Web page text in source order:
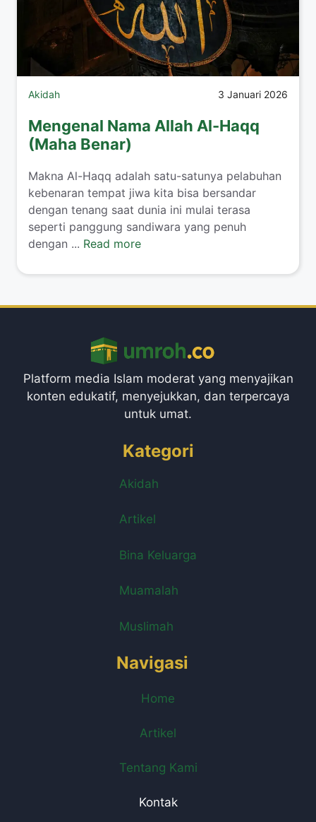
Akidah 3 Januari 2026
Mengenal Nama Allah Al-Haqq
(Maha Benar)
Makna Al-Haqq adalah satu-satunya pelabuhan
kebenaran tempat jiwa kita bisa bersandar
dengan tenang saat dunia ini mulai terasa
seperti panggung sandiwara yang penuh
dengan ... Read more
Platform media Islam moderat yang menyajikan
konten edukatif, menyejukkan, dan terpercaya
untuk umat.
Kategori
Akidah
Artikel
Bina Keluarga
Muamalah
Muslimah
Navigasi
Home
Artikel
Tentang Kami
Kontak